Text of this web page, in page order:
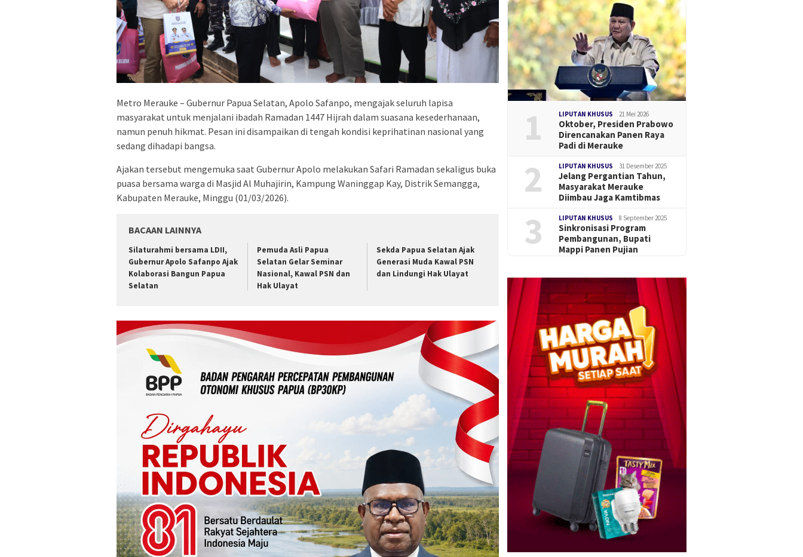
Metro Merauke – Gubernur Papua Selatan, Apolo Safanpo, mengajak seluruh lapisa
masyarakat untuk menjalani ibadah Ramadan 1447 Hijrah dalam suasana kesederhanaan,
namun penuh hikmat. Pesan ini disampaikan di tengah kondisi keprihatinan nasional yang
sedang dihadapi bangsa.
Ajakan tersebut mengemuka saat Gubernur Apolo melakukan Safari Ramadan sekaligus buka
puasa bersama warga di Masjid Al Muhajirin, Kampung Waninggap Kay, Distrik Semangga,
Kabupaten Merauke, Minggu (01/03/2026).
BACAAN LAINNYA
Silaturahmi bersama LDII,
Gubernur Apolo Safanpo Ajak
Kolaborasi Bangun Papua
Selatan
Pemuda Asli Papua
Selatan Gelar Seminar
Nasional, Kawal PSN dan
Hak Ulayat
Sekda Papua Selatan Ajak
Generasi Muda Kawal PSN
dan Lindungi Hak Ulayat
1 LIPUTAN KHUSUS 21 Mei 2026
Oktober, Presiden Prabowo
Direncanakan Panen Raya
Padi di Merauke
2 LIPUTAN KHUSUS 31 Desember 2025
Jelang Pergantian Tahun,
Masyarakat Merauke
Diimbau Jaga Kamtibmas
3 LIPUTAN KHUSUS 8 September 2025
Sinkronisasi Program
Pembangunan, Bupati
Mappi Panen Pujian